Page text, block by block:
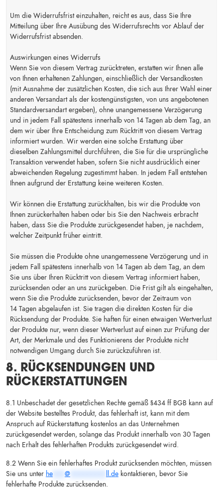
Um die Widerrufsfrist einzuhalten, reicht es aus, dass Sie Ihre
Mitteilung über Ihre Ausübung des Widerrufsrechts vor Ablauf der
Widerrufsfrist absenden.
Auswirkungen eines Widerrufs
Wenn Sie von diesem Vertrag zurücktreten, erstatten wir Ihnen alle
von Ihnen erhaltenen Zahlungen, einschließlich der Versandkosten
(mit Ausnahme der zusätzlichen Kosten, die sich aus Ihrer Wahl einer
anderen Versandart als der kostengünstigsten, von uns angebotenen
Standardversandart ergeben), ohne unangemessene Verzögerung
und in jedem Fall spätestens innerhalb von 14 Tagen ab dem Tag, an
dem wir über Ihre Entscheidung zum Rücktritt von diesem Vertrag
informiert wurden. Wir werden eine solche Erstattung über
dieselben Zahlungsmittel durchführen, die Sie für die ursprüngliche
Transaktion verwendet haben, sofern Sie nicht ausdrücklich einer
abweichenden Regelung zugestimmt haben. In jedem Fall entstehen
Ihnen aufgrund der Erstattung keine weiteren Kosten.
Wir können die Erstattung zurückhalten, bis wir die Produkte von
Ihnen zurückerhalten haben oder bis Sie den Nachweis erbracht
haben, dass Sie die Produkte zurückgesendet haben, je nachdem,
welcher Zeitpunkt früher eintritt.
Sie müssen die Produkte ohne unangemessene Verzögerung und in
jedem Fall spätestens innerhalb von 14 Tagen ab dem Tag, an dem
Sie uns über Ihren Rücktritt von diesem Vertrag informiert haben,
zurücksenden oder an uns zurückgeben. Die Frist gilt als eingehalten,
wenn Sie die Produkte zurücksenden, bevor der Zeitraum von
14 Tagen abgelaufen ist. Sie tragen die direkten Kosten für die
Rücksendung der Produkte. Sie haften für einen etwaigen Wertverlust
der Produkte nur, wenn dieser Wertverlust auf einen zur Prüfung der
Art, der Merkmale und des Funktionierens der Produkte nicht
notwendigen Umgang durch Sie zurückzuführen ist.
8. RÜCKSENDUNGEN UND
RÜCKERSTATTUNGEN
8.1 Unbeschadet der gesetzlichen Rechte gemäß §434 ff BGB kann auf
der Website bestelltes Produkt, das fehlerhaft ist, kann mit dem
Anspruch auf Rückerstattung kostenlos an das Unternehmen
zurückgesendet werden, solange das Produkt innerhalb von 30 Tagen
nach Erhalt des fehlerhaften Produkts zurückgesendet wird.
8.2 Wenn Sie ein fehlerhaftes Produkt zurücksenden möchten, müssen
Sie uns unter he @ ll.de kontaktieren, bevor Sie
fehlerhafte Produkte zurücksenden.